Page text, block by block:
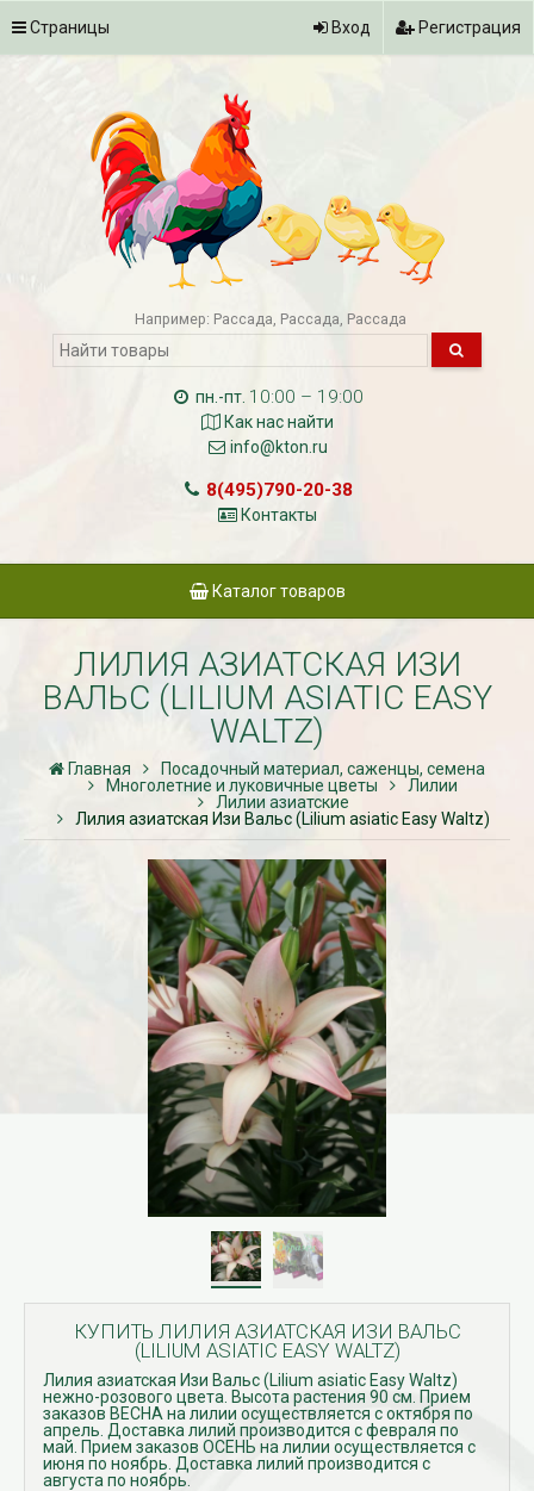
Страницы Вход Регистрация
Например: Рассада Рассада Рассада
пн.-пт. 10:00 – 19:00
Как нас найти
info@kton.ru
8(495)790-20-38
Контакты
Каталог товаров
ЛИЛИЯ АЗИАТСКАЯ ИЗИ
ВАЛЬС (LILIUM ASIATIC EASY
WALTZ)
Главная
Посадочный материал, саженцы, семена
Многолетние и луковичные цветы
Лилии
Лилии азиатские
Лилия азиатская Изи Вальс (Lilium asiatic Easy Waltz)
КУПИТЬ ЛИЛИЯ АЗИАТСКАЯ ИЗИ ВАЛЬС
(LILIUM ASIATIC EASY WALTZ)
Лилия азиатская Изи Вальс (Lilium asiatic Easy Waltz)
нежно-розового цвета. Высота растения 90 см. Прием
заказов ВЕСНА на лилии осуществляется с октября по
апрель. Доставка лилий производится с февраля по
май. Прием заказов ОСЕНЬ на лилии осуществляется с
июня по ноябрь. Доставка лилий производится с
августа по ноябрь.